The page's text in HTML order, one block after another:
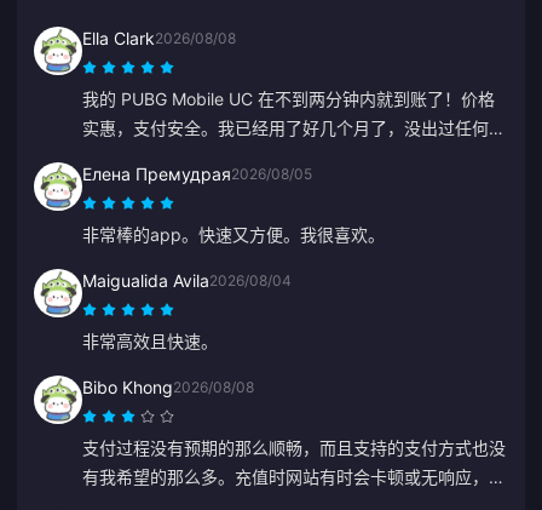
Ella Clark2026/08/08
我的 PUBG Mobile UC 在不到两分钟内就到账了！价格
实惠，支付安全。我已经用了好几个月了，没出过任何问
Елена Премудрая2026/08/05
非常棒的app。快速又方便。我很喜欢。
Maigualida Avila2026/08/04
非常高效且快速。
Bibo Khong2026/08/08
支付过程没有预期的那么顺畅，而且支持的支付方式也没
有我希望的那么多。充值时网站有时会卡顿或无响应，客